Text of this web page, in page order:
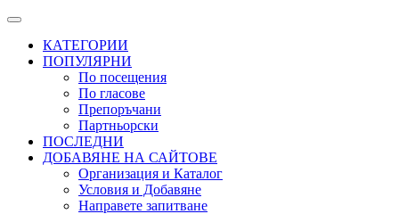
КАТЕГОРИИ
ПОПУЛЯРНИ
По посещения
По гласове
Препоръчани
Партньорски
ПОСЛЕДНИ
ДОБАВЯНЕ НА САЙТОВЕ
Организация и Каталог
Условия и Добавяне
Направете запитване